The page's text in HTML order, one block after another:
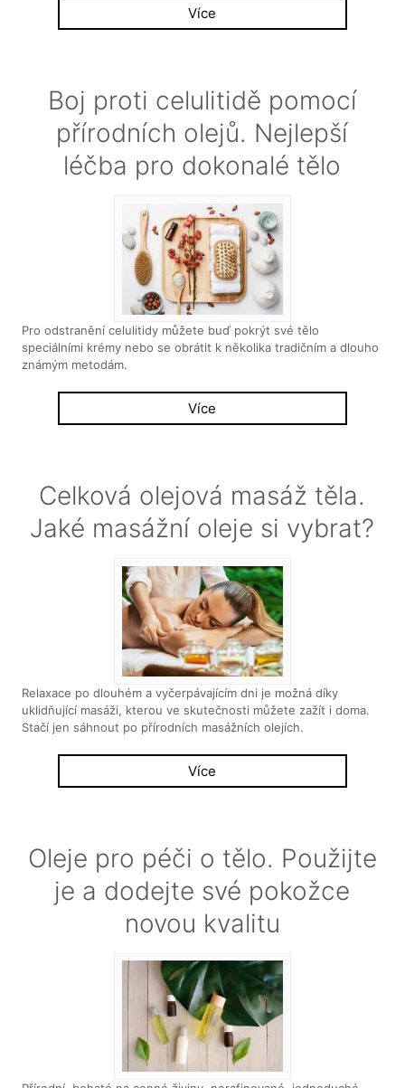
Více
Boj proti celulitidě pomocí
přírodních olejů. Nejlepší
léčba pro dokonalé tělo
Pro odstranění celulitidy můžete buď pokrýt své tělo
speciálními krémy nebo se obrátit k několika tradičním a dlouho
známým metodám.
Více
Celková olejová masáž těla.
Jaké masážní oleje si vybrat?
Relaxace po dlouhém a vyčerpávajícím dni je možná díky
uklidňující masáži, kterou ve skutečnosti můžete zažít i doma.
Stačí jen sáhnout po přírodních masážních olejích.
Více
Oleje pro péči o tělo. Použijte
je a dodejte své pokožce
novou kvalitu